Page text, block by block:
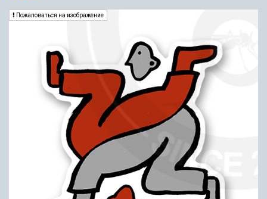
Пожаловаться на изображение